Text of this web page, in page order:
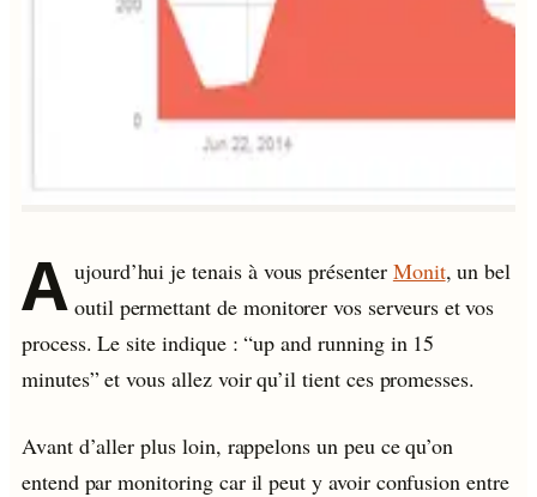
A ujourd’hui je tenais à vous présenter Monit, un bel
outil permettant de monitorer vos serveurs et vos
process. Le site indique : “up and running in 15
minutes” et vous allez voir qu’il tient ces promesses.
Avant d’aller plus loin, rappelons un peu ce qu’on
entend par monitoring car il peut y avoir confusion entre